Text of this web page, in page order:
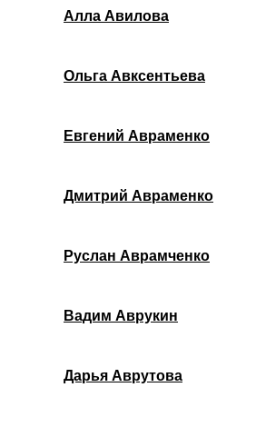
Алла Авилова
Ольга Авксентьева
Евгений Авраменко
Дмитрий Авраменко
Руслан Аврамченко
Вадим Аврукин
Дарья Аврутова